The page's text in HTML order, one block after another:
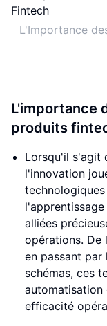
L'Importance
L'importance
produits
Lorsqu'il s'agit
l'innovation
alliées
opérations. De
en passant
schémas, ces
automatisation
efficacité